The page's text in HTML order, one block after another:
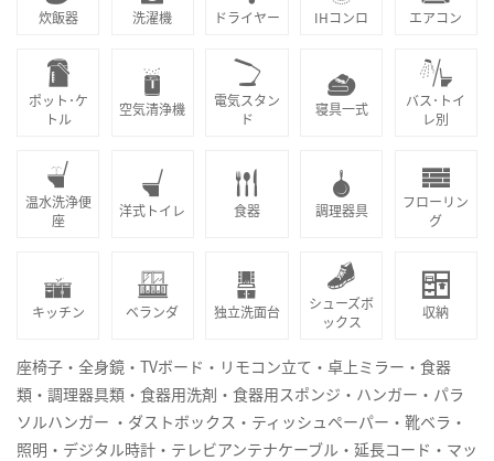
炊飯器 洗濯機 ドライヤー IHコンロ エアコン
ポット･ケ
トル
空気清浄機
電気スタン
ド
寝具一式
バス･トイ
レ別
温水洗浄便
座
洋式トイレ 食器 調理器具
フローリン
グ
キッチン ベランダ 独立洗面台
シューズボ
ックス
収納
座椅子・全身鏡・TVボード・リモコン立て・卓上ミラー・食器
類・調理器具類・食器用洗剤・食器用スポンジ・ハンガー・パラ
ソルハンガー ・ダストボックス・ティッシュペーパー・靴ベラ・
照明・デジタル時計・テレビアンテナケーブル・延長コード・マッ